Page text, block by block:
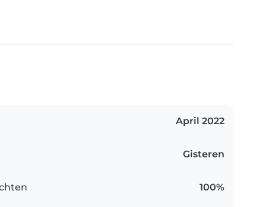
April 2022
Gisteren
100%